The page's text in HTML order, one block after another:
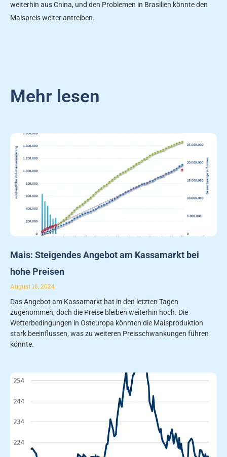
weiterhin aus China, und den Problemen in Brasilien könnte den
Maispreis weiter antreiben.
Mehr lesen
Mais: Steigendes Angebot am Kassamarkt bei
hohe Preisen
August 16, 2024
Das Angebot am Kassamarkt hat in den letzten Tagen
zugenommen, doch die Preise bleiben weiterhin hoch. Die
Wetterbedingungen in Osteuropa könnten die Maisproduktion
stark beeinflussen, was zu weiteren Preisschwankungen führen
könnte.